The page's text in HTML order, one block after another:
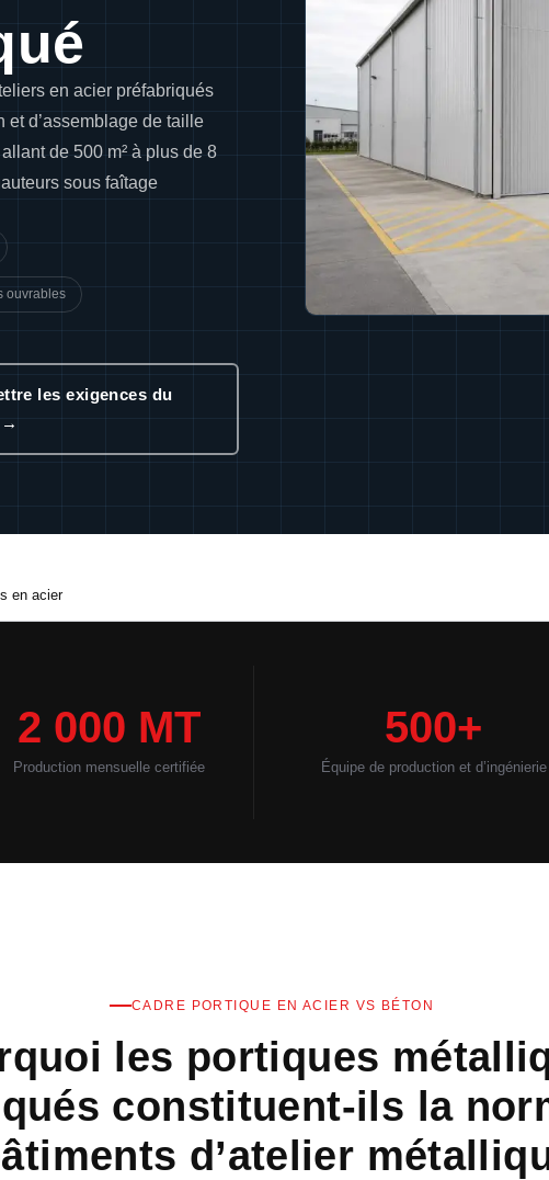
en acier préfabriqués
d’assemblage de taille
de 500 m² à plus de 8
sous faîtage
ouvrables
les exigences du
→
en acier
2 000 MT
Production mensuelle certifiée
500+
Équipe de production et d’ingénierie
CADRE PORTIQUE EN ACIER VS BÉTON
les portiques
constituent-ils la
d’atelier